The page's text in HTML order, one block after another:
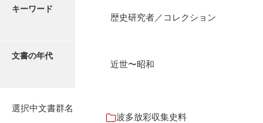
石田家文書（徳山市）
市川家文書(千葉県)
キーワード
歴史研究者／コレクション
文書の年代
近世〜昭和
選択中文書群名
波多放彩収集史料